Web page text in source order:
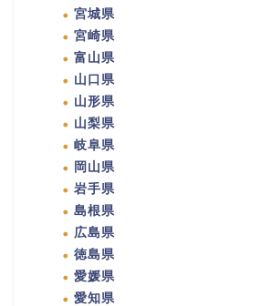
宮城県
宮崎県
富山県
山口県
山形県
山梨県
岐阜県
岡山県
岩手県
島根県
広島県
徳島県
愛媛県
愛知県